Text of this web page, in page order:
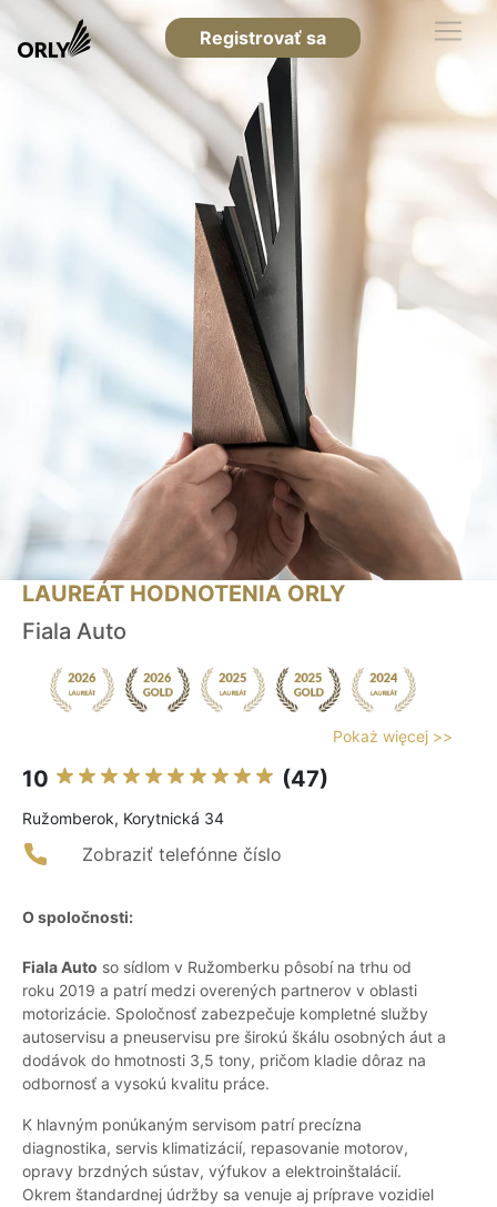
Registrovať sa
LAUREÁT HODNOTENIA ORLY
Fiala Auto
Pokaż więcej >>
10 (47)
Ružomberok, Korytnická 34
Zobraziť telefónne číslo
O spoločnosti:
Fiala Auto so sídlom v Ružomberku pôsobí na trhu od
roku 2019 a patrí medzi overených partnerov v oblasti
motorizácie. Spoločnosť zabezpečuje kompletné služby
autoservisu a pneuservisu pre širokú škálu osobných áut a
dodávok do hmotnosti 3,5 tony, pričom kladie dôraz na
odbornosť a vysokú kvalitu práce.
K hlavným ponúkaným servisom patrí precízna
diagnostika, servis klimatizácií, repasovanie motorov,
opravy brzdných sústav, výfukov a elektroinštalácií.
Okrem štandardnej údržby sa venuje aj príprave vozidiel